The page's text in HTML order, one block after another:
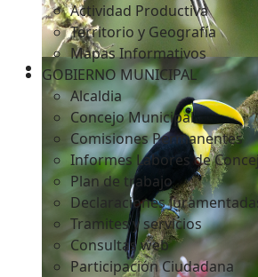
Actividad Productiva
Territorio y Geografía
Mapas Informativos
GOBIERNO MUNICIPAL
Alcaldia
Concejo Municipal
Comisiones Permanentes
Informes Labores de
Plan de trabajo
Declaraciones
Tramites y servicios
Consultas web
Participación Ciudadana